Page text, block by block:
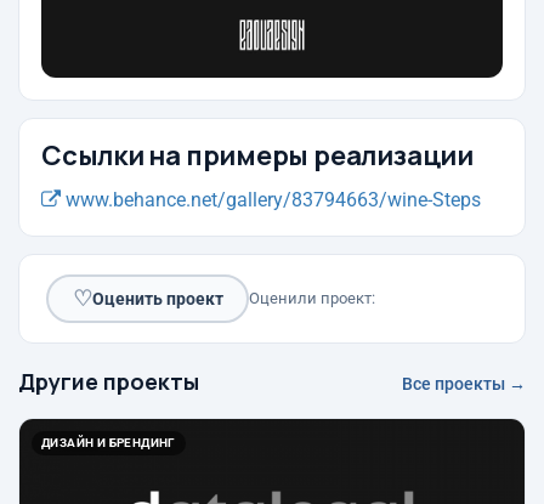
Ссылки на примеры реализации
www.behance.net/gallery/83794663/wine-Steps
♡Оценить проект Оценили проект:
Другие проекты Все проекты →
ДИЗАЙН И БРЕНДИНГ